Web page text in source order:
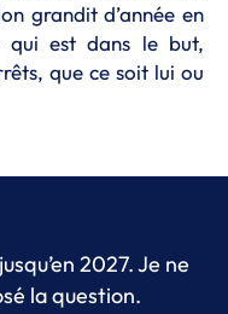
grandit d’année en
qui est dans le but,
que ce soit lui ou
2027. Je ne
la question.